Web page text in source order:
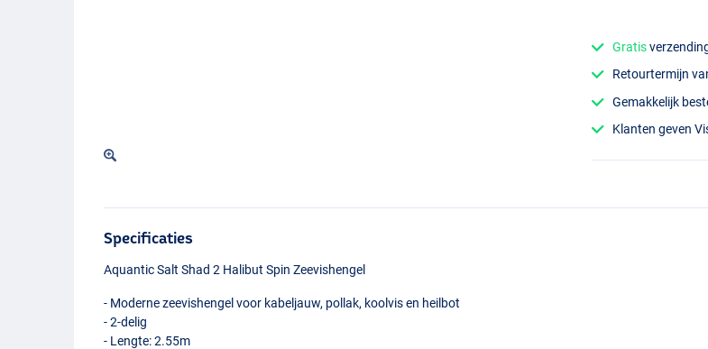
Gratis
Retourtermijn
Gemakkelijk
Klanten geven
Specificaties
Aquantic Salt Shad 2 Halibut Spin Zeevishengel
- Moderne zeevishengel voor kabeljauw, pollak, koolvis en heilbot
- 2-delig
- Lengte: 2.55m